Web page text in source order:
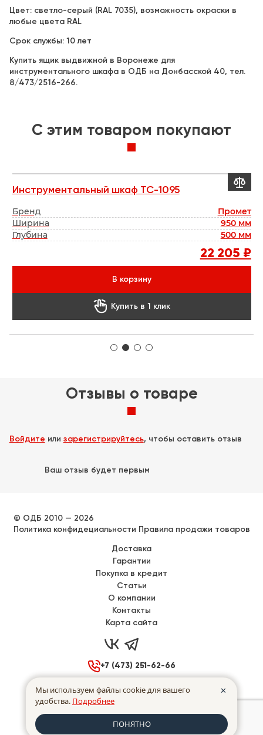
Цвет: светло-серый (RAL 7035), возможность окраски в
любые цвета RAL
Cрок службы: 10 лет
Купить ящик выдвижной в Воронеже для
инструментального шкафа в ОДБ на Донбасской 40, тел.
8/473/2516-266.
C этим товаром покупают
Инструментальный шкаф TC-1095
Бренд
Промет
Ширина
950 мм
Глубина
500 мм
22 205 ₽
В корзину
 Купить в 1 клик

Отзывы о товаре
Войдите или зарегистрируйтесь, чтобы оставить отзыв
Ваш отзыв будет первым
© ОДБ 2010 — 2026
Политика конфидециальности Правила продажи товаров
Доставка
Гарантии
Покупка в кредит
Статьи
О компании
Контакты
Карта сайта
 
+7 (473) 251-62-66
Воронеж, Донбасская 40
Пн - Пт
made in INTRID
Мы используем файлы cookie для вашего
удобства. Подробнее
✕
ПОНЯТНО